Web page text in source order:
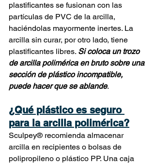
plastificantes se fusionan con las
partículas de PVC de la arcilla,
haciéndolas mayormente inertes. La
arcilla sin curar, por otro lado, tiene
plastificantes libres. Si coloca un trozo
de arcilla polimérica en bruto sobre una
sección de plástico incompatible,
puede hacer que se ablande.
¿Qué plástico es seguro
para la arcilla polimérica?
Sculpey® recomienda almacenar
arcilla en recipientes o bolsas de
polipropileno o plástico PP. Una caja